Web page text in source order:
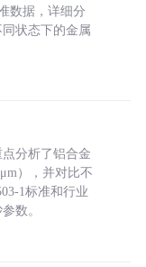
数据，详细分
状态下的金属
分析了铝合金
），并对比不
1标准和行业
数。